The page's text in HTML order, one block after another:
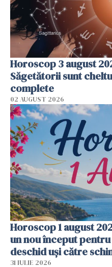
Horoscop 3 august
Săgetătorii sunt
complete
02 AUGUST 2026
Horoscop 1 august
un nou început
deschid uși către
31 IULIE 2026